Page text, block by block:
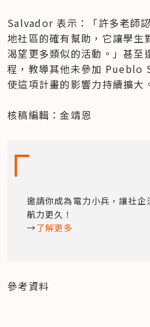
Salvador 表示：「許多老師
地社區的確有幫助，它讓學生
渴望更多類似的活動。」甚至
程，教導其他未參加 Pueblo
使這項計畫的影響力持續擴大
核稿編輯：金靖恩
邀請你成為電力小兵，讓社
航力更久！
→了解更多
參考資料